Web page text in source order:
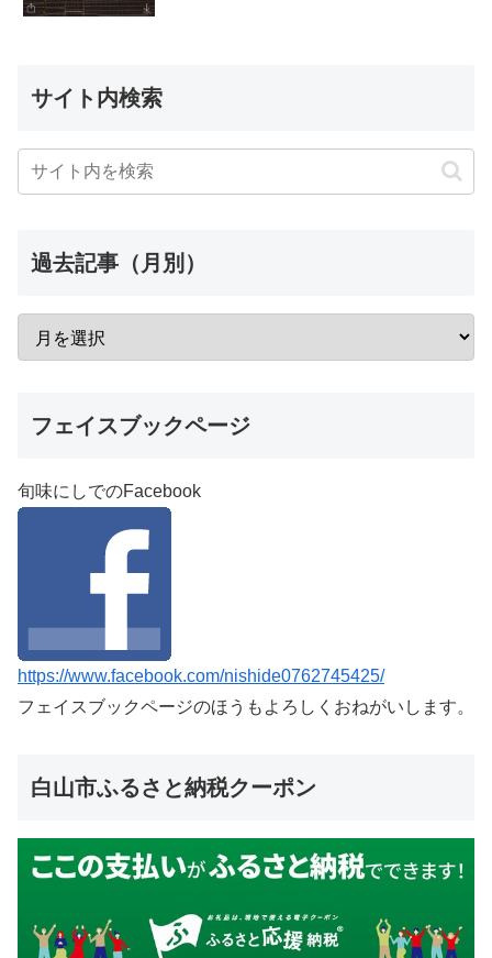
サイト内検索
過去記事（月別）
フェイスブックページ
旬味にしでのFacebook
https://www.facebook.com/nishide0762745425/
フェイスブックページのほうもよろしくおねがいします。
白山市ふるさと納税クーポン